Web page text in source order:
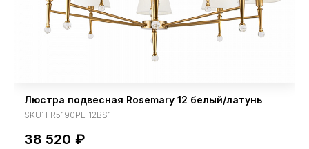
Люстра подвесная Rosemary 12 белый/латунь
SKU: FR5190PL-12BS1
38 520 ₽